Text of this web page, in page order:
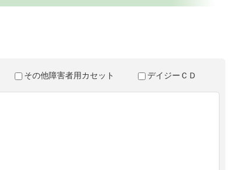
その他障害者用カセット デイジーＣＤ